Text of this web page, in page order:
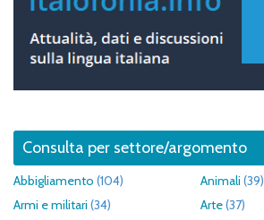
Consulta per settore/argomento
Abbigliamento (104) Animali (39)
Armi e militari (34) Arte(37)